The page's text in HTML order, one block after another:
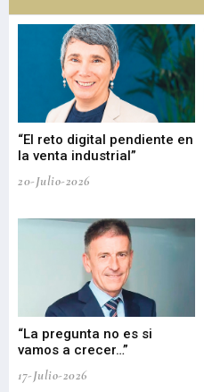
“El reto digital pendiente en
la venta industrial”
20-Julio-2026
“La pregunta no es si
vamos a crecer…”
17-Julio-2026